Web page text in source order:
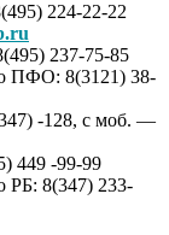
224-22-22
237-75-85
8(3121) 38-
-128, с моб. —
449 -99-99
8(347) 233-